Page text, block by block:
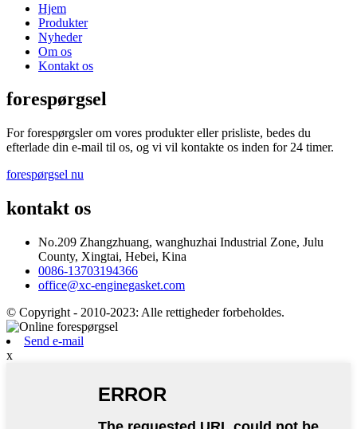
Hjem
Produkter
Nyheder
Om os
Kontakt os
forespørgsel
For forespørgsler om vores produkter eller prisliste, bedes du
efterlade din e-mail til os, og vi vil kontakte os inden for 24 timer.
forespørgsel nu
kontakt os
No.209 Zhangzhuang, wanghuzhai Industrial Zone, Julu
County, Xingtai, Hebei, Kina
0086-13703194366
office@xc-enginegasket.com
© Copyright - 2010-2023: Alle rettigheder forbeholdes.
Send e-mail
x